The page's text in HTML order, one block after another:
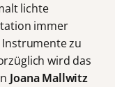
lichte
immer
zu
wird das
Joana Mallwitz